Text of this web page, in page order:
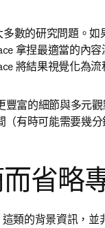
數的研究問題。
拿捏最適當的內
將結果視覺化為
豐富的細節與多元
（有時可能需要幾
省略
類的背景資訊，